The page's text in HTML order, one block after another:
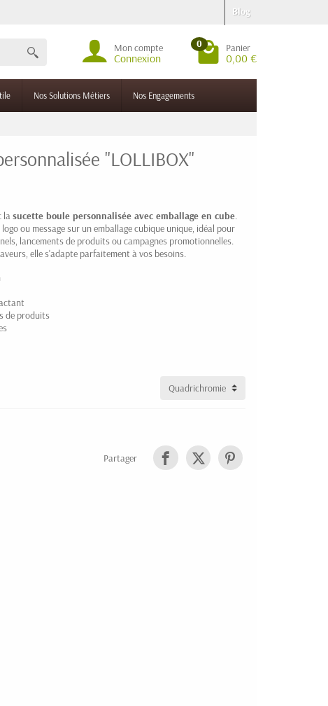
Blog
Mon compte
Connexion
0 Panier
0,00 €
Nos Solutions Métiers Nos Engagements
"LOLLIBOX"
lasucette boule personnalisée avec emballage en cube.
ou message sur un emballage cubique unique, idéal pour
lancements de produits ou campagnes promotionnelles.
elle s'adapte parfaitement à vos besoins.
de produits
Partager